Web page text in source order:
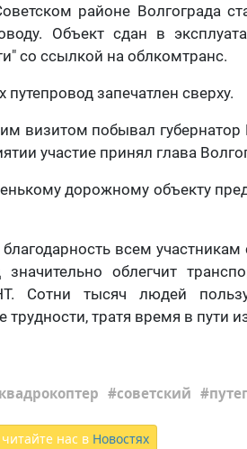
районе Волгограда
Объект сдан в
со ссылкой на облкомтранс.
запечатлен сверху.
визитом побывал губернатор
участие принял глава
дорожному объекту
всем участникам
значительно облегчит
Сотни тысяч людей
тратя время в пути
квадрокоптер советский
читайте нас в Новостях